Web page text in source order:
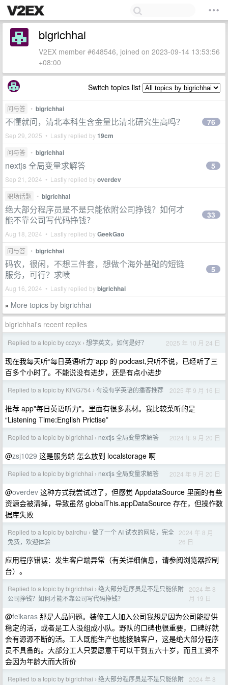
bigrichhai
V2EX member #648546, joined on 2023-09-14 13:53:56
+08:00
Switch topics list
问与答 • bigrichhai
不懂就问，清北本科生含金量比清北研究生高吗？
Sep 29, 2025 • Lastly replied by19cm
76
问与答 • bigrichhai
nextjs 全局变量求解答
Sep 21, 2024 • Lastly replied byoverdev
5
职场话题 • bigrichhai
绝大部分程序员是不是只能依附公司挣钱？如何才
能不靠公司写代码挣钱？
Aug 18, 2024 • Lastly replied byGeekGao
33
问与答 • bigrichhai
码农，很闲，不想三件套，想做个海外基础的短链
服务，可行？求喷
Aug 16, 2024 • Lastly replied bybigrichhai
5
» More topics by bigrichhai
bigrichhai's recent replies
Replied to a topic by cczyx › 想学英文，如何是好？ 2025 年 10 月 24 日
现在我每天听“每日英语听力”app 的 podcast,只听不说，已经听了三
百多个小时了。不能说没有进步，还是有点小进步
Replied to a topic by KING754 › 有没有学英语的播客推荐 2025 年 9 月 16 日
推荐 app"每日英语听力"。里面有很多素材。我比较菜听的是
“Listening Time:English Prictise”
Replied to a topic by bigrichhai › nextjs 全局变量求解答 2024 年 9 月 20 日
@zsj1029 这是服务端 怎么放到 localstorage 啊
Replied to a topic by bigrichhai › nextjs 全局变量求解答 2024 年 9 月 20 日
@overdev 这种方式我尝试过了，但感觉 AppdataSource 里面的有些
资源会被清掉，导致虽然 globalThis.appDataSource 存在，但操作数
据库失败
Replied to a topic by bairdhu › 做了一个 AI 试衣的网站，完全
免费，欢迎体验
2024 年 8 月
26 日
应用程序错误：发生客户端异常（有关详细信息，请参阅浏览器控制
台）。
Replied to a topic by bigrichhai › 绝大部分程序员是不是只能依附
公司挣钱？如何才能不靠公司写代码挣钱？
2024 年 8
月 19 日
@feikaras 那是人品问题。装修工人加入公司我想是因为公司能提供
稳定的活，或者是工人没组成小队。野队的口碑也很重要，口碑好就
会有源源不断的活。工人既能生产也能接触客户，这是绝大部分程序
员不具备的。大部分工人只要愿意干可以干到五六十岁，而且工资不
会因为年龄大而大折价
Replied to a topic by bigrichhai › 绝大部分程序员是不是只能依附
2024 年 8